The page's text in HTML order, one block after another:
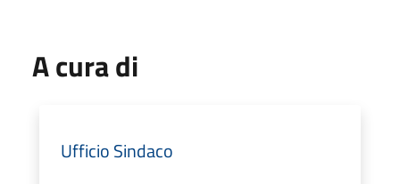
A cura di
Ufficio Sindaco